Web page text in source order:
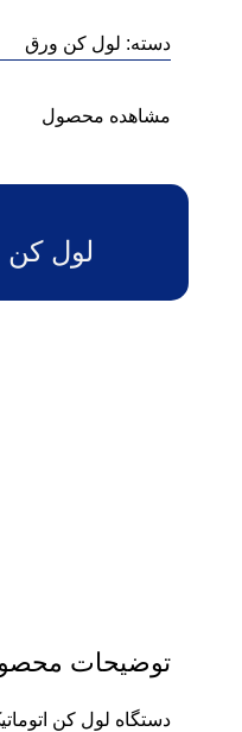
لول کن
توضیحات
دستگاه لول کن
دسته: لول کن ورق
مشاهده محصول